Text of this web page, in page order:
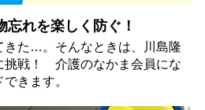
忘れを楽しく防ぐ！
きた…。そんなときは、川島隆
挑戦！ 介護のなかま会員にな
きます。